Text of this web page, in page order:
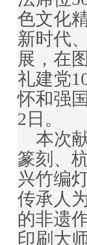
色文化
新时代
展，在
礼建党
怀和强
2日。
本次
篆刻、
兴竹编
传承人
的非遗
印刷大